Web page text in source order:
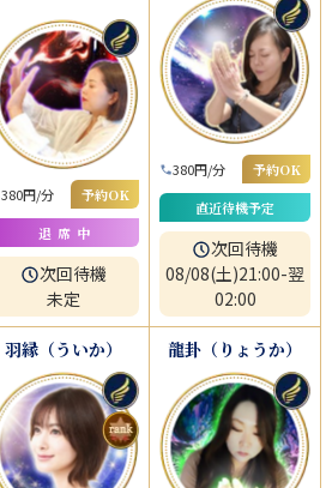
380円/分
予約OK
退席中
次回待機
未定
380円/分
予約OK
直近待機予定
次回待機
08/08(土)21:00-翌
02:00
羽縁（ういか） 龍卦（りょうか）